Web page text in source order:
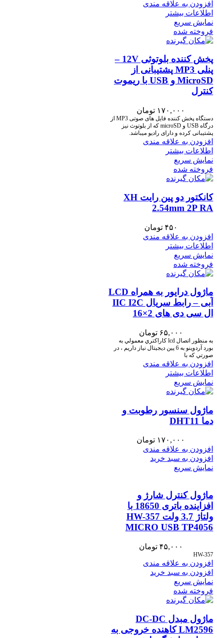
افزودن به علاقه مندی
اطلاعات بیشتر
نمایش سریع
فروخته شده
پخش کننده بلوتوثی 12V –
پنلی MP3 پشتیبانی از
MicroSD و USB با ریموت
کنترل
۱۷۰,۰۰۰ تومان
دستگاه پخش کننده فایل های صوتی MP3 از
درگاه USB و microSD که از بلوتوث نیز
پشتیبانی کرده و دارای رادیو میباشد.
افزودن به علاقه مندی
اطلاعات بیشتر
نمایش سریع
فروخته شده
کانکتور دو پین رایت XH
2.54mm 2P RA
۴۵۰ تومان
افزودن به علاقه مندی
اطلاعات بیشتر
نمایش سریع
فروخته شده
ماژول درایور به همراه LCD
آبی – رابط سریال IIC I2C
ال سی دی های 2×16
۶۵,۰۰۰ تومان
به منظور اتصال lcd كاراكتري معمولي به
بورد آردوينو به 6 پين ديجيتال نياز داريم ، در
صورتي كه با
افزودن به علاقه مندی
اطلاعات بیشتر
نمایش سریع
ماژول سنسور رطوبت و
دما DHT11
۱۷۰,۰۰۰ تومان
افزودن به علاقه مندی
افزودن به سبد خرید
نمایش سریع
ماژول کنترل شارژ و
افزاینده باتری 18650 با
ولتاژ 3.7 ولت HW-357
MICRO USB TP4056
۴۵,۰۰۰ تومان
HW-357
افزودن به علاقه مندی
افزودن به سبد خرید
نمایش سریع
فروخته شده
ماژول مبدل DC-DC
LM2596 کاهنده خروجی به